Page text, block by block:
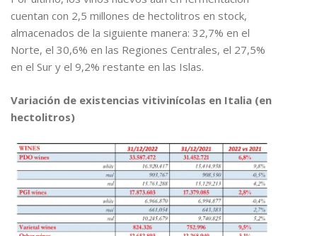
cuentan con 2,5 millones de hectolitros en stock,
almacenados de la siguiente manera: 32,7% en el
Norte, el 30,6% en las Regiones Centrales, el 27,5%
en el Sur y el 9,2% restante en las Islas.
Variación de existencias vitivinícolas en Italia (en
hectolitros)